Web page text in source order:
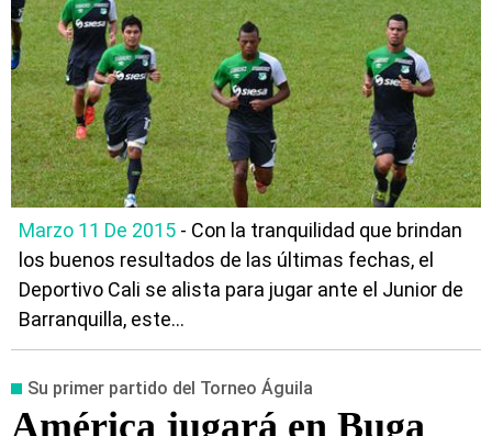
Marzo 11 De 2015 - Con la tranquilidad que brindan
los buenos resultados de las últimas fechas, el
Deportivo Cali se alista para jugar ante el Junior de
Barranquilla, este...
Su primer partido del Torneo Águila
América jugará en Buga